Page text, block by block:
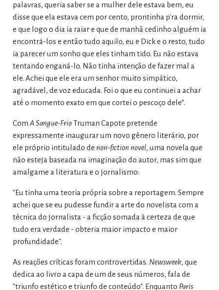
palavras, queria saber se a mulher dele estava bem, eu
disse que ela estava cem por cento, prontinha p'ra dormir,
e que logo o dia ia raiar e que de manhã cedinho alguém ia
encontrá-los e então tudo aquilo, eu e Dick e o resto, tudo
ia parecer um sonho que eles tinham tido. Eu não estava
tentando enganá-lo. Não tinha intenção de fazer mal a
ele. Achei que ele era um senhor muito simpático,
agradável, de voz educada. Foi o que eu continuei a achar
até o momento exato em que cortei o pescoço dele”.
Com A Sangue-FrioTruman Capote pretende
expressamente inaugurar um noνο gênero literário, por
ele próprio intitulado de non-fiction novel, uma novela que
não esteja baseada na imaginação do autor, mas sim que
amalgame a literatura e o jornalismo:
"Eu tinha uma teoria própria sobre a reportagem. Sempre
achei que se eu pudesse fundir a arte do novelista com a
técnica do jornalista - a ficção somada à certeza de que
tudo era verdade - obteria maior impacto e maior
profundidade".
As reações críticas foram controvertidas. Newsweek, que
dedica ao livro a capa de um de seus números, fala de
"triunfo estético e triunfo de conteúdo". Enquanto Paris